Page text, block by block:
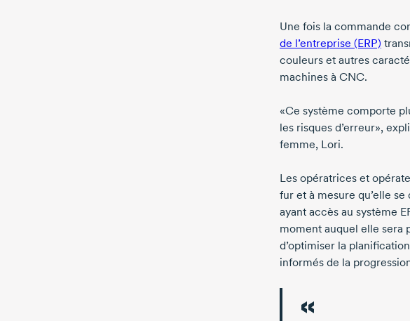
Une fois la commande
de l’entreprise (ERP)
couleurs et autres
machines à CNC.
«Ce système comporte
les risques d’erreur»,
femme, Lori.
Les opératrices et
fur et à mesure qu’elle
ayant accès au système
moment auquel elle sera
d’optimiser la
informés de la